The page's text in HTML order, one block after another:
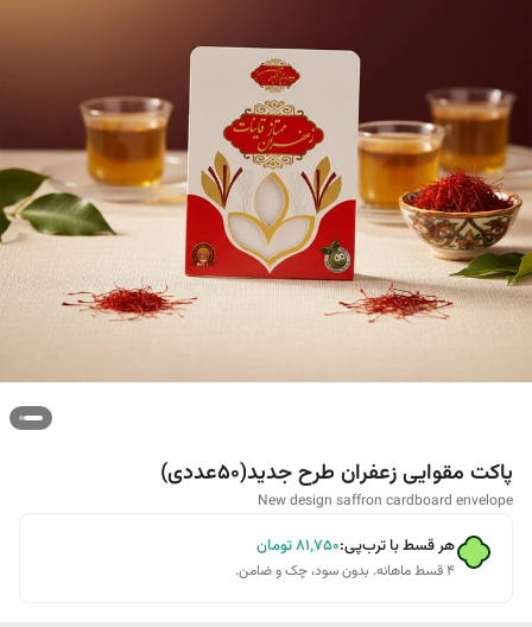
پاکت مقوایی زعفران طرح جدید(۵۰عددی)
New design saffron cardboard envelope
هر قسط با ترب‌پی:۸۱٬۷۵۰تومان
۴ قسط ماهانه. بدون سود، چک و ضامن.